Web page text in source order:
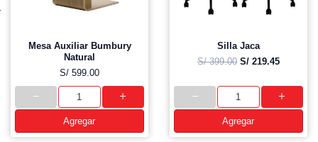
Mesa Auxiliar Bumbury
Natural
S/ 599.00
Agregar
Silla Jaca
S/ 399.00 S/ 219.45
Agregar